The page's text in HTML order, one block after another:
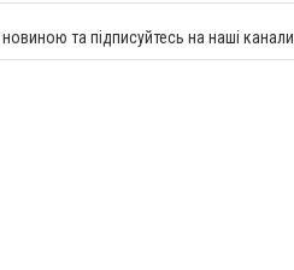
новиною та підписуйтесь на наші канали